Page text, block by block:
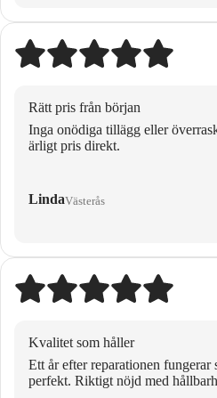
Rätt pris från början
Inga onödiga tillägg eller
ärligt pris direkt.
LindaVästerås
Kvalitet som håller
Ett år efter reparationen fungerar
perfekt. Riktigt nöjd med